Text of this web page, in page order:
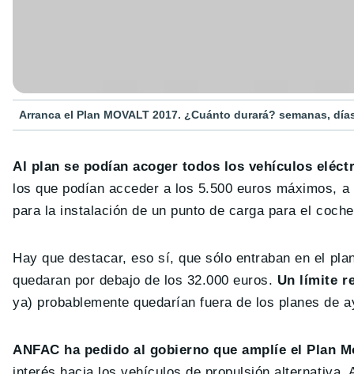
Arranca el Plan MOVALT 2017. ¿Cuánto durará? semanas,
Al plan se podían acoger todos los vehículos
los que podían acceder a los 5.500 euros máximos,
para la instalación de un punto de carga para el
Hay que destacar, eso sí, que sólo entraban en el
quedaran por debajo de los 32.000 euros. Un límite
ya) probablemente quedarían fuera de los planes de
ANFAC ha pedido al gobierno que amplíe el Plan